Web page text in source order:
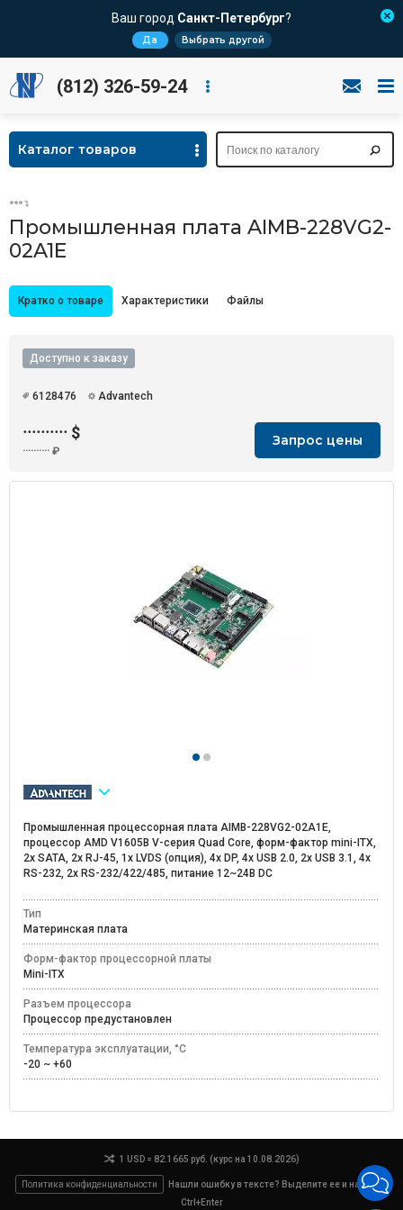
Ваш город Санкт-Петербург?
Да Выбрать другой
(812) 326-59-24
Каталог товаров
Промышленная плата AIMB-228VG2-
02A1E
Кратко о товаре Характеристики Файлы
Доступно к заказу
6128476 Advantech
·········· $
·········· ₽
Запрос цены
Промышленная процессорная плата AIMB-228VG2-02A1E,
процессор AMD V1605B V-серия Quad Core, форм-фактор mini-ITX,
2х SATA, 2х RJ-45, 1х LVDS (опция), 4х DP, 4x USB 2.0, 2х USB 3.1, 4х
RS-232, 2х RS-232/422/485, питание 12~24В DC
Тип
Материнская плата
Форм-фактор процессорной платы
Mini-ITX
Разъем процессора
Процессор предустановлен
Температура эксплуатации, °C
-20 ~ +60
1 USD = 82.1665 руб. (курс на 10.08.2026)
Политика конфиденциальности
Нашли ошибку в тексте? Выделите ее и нажмите
Ctrl+Enter